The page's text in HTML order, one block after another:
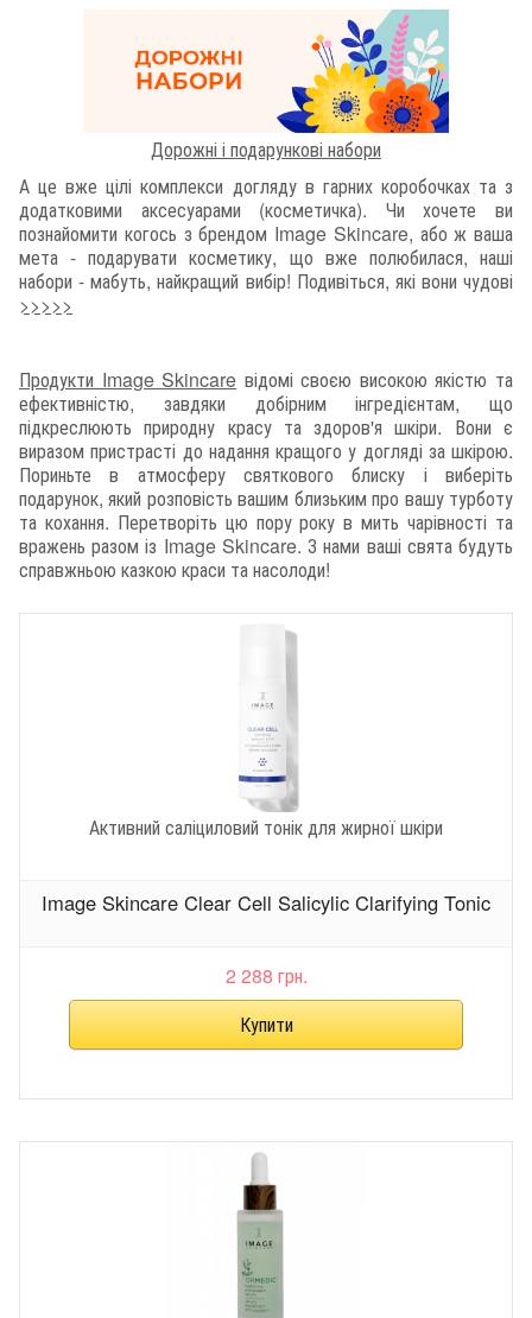
Дорожні і подарункові набори
А це вже цілі комплекси догляду в гарних коробочках та з
додатковими аксесуарами (косметичка). Чи хочете ви
познайомити когось з брендом Image Skincare, або ж ваша
мета - подарувати косметику, що вже полюбилася, наші
набори - мабуть, найкращий вибір! Подивіться, які вони чудові
>>>>>
Продукти Image Skincare відомі своєю високою якістю та
ефективністю, завдяки добірним інгредієнтам, що
підкреслюють природну красу та здоров'я шкіри. Вони є
виразом пристрасті до надання кращого у догляді за шкірою.
Пориньте в атмосферу святкового блиску і виберіть
подарунок, який розповість вашим близьким про вашу турботу
та кохання. Перетворіть цю пору року в мить чарівності та
вражень разом із Image Skincare. З нами ваші свята будуть
справжньою казкою краси та насолоди!
Активний саліциловий тонік для жирної шкіри
Image Skincare Clear Cell Salicylic Clarifying Tonic
2 288 грн.